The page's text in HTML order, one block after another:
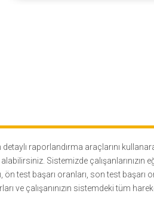
raporlandırma araçlarını
Sistemizde
test başarı oranları, son test başarı
ve çalışanınızın sistemdeki tüm